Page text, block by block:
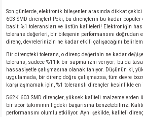
Son günlerde, elektronik bileşenler arasında dikkat
603 SMD dirençler! Peki, bu dirençlerin bu kadar popüler
basit: %1 toleransları ve üstün kaliteleri! Elektroniğin
tolerans değerleri, bir bileşenin performansını doğrudan
direnç, devrelerinizin ne kadar etkili çalışacağını
Bir dirençteki tolerans, o direnç değerinin ne kadar
tolerans, sadece %1’lik bir sapma izni veriyor; bu da
hassasiyetle çalışmasına olanak tanıyor. Düşünün ki,
uygulamada, bir direnç doğru çalışmazsa, tüm devre
karşılaşmamak için, %1 toleranslı dirençler kesinlikle en
562K 603 SMD dirençler, yüksek kaliteli malzemelerden
bir spor takımının ligdeki başarısına benzetebiliriz:
performansını olumlu etkiliyor. Aynı şekilde, kaliteli